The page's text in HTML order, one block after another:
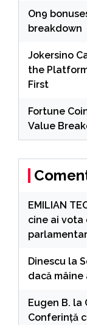
On9
breakdown
Jokersino
the
First
Fortune
Value
EMILIAN
cine ai vota
Dinescu la
dacă
Eugen B. la
Conferință